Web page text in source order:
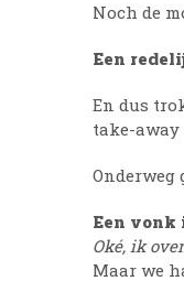
Noch de
Een
En dus
take-away
Onderweg
Een vonk
Oké, ik
Maar we